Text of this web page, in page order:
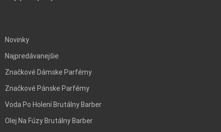
Novinky
Najpredávanejšie
Značkové Dámske Parfémy
Značkové Pánske Parfémy
Voda Po Holení Brutálny Barber
Olej Na Fúzy Brutálny Barber